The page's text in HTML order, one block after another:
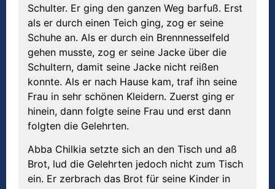
Schulter. Er ging den ganzen Weg barfuß. Erst
als er durch einen Teich ging, zog er seine
Schuhe an. Als er durch ein Brennnesselfeld
gehen musste, zog er seine Jacke über die
Schultern, damit seine Jacke nicht reißen
konnte. Als er nach Hause kam, traf ihn seine
Frau in sehr schönen Kleidern. Zuerst ging er
hinein, dann folgte seine Frau und erst dann
folgten die Gelehrten.
Abba Chilkia setzte sich an den Tisch und aß
Brot, lud die Gelehrten jedoch nicht zum Tisch
ein. Er zerbrach das Brot für seine Kinder in